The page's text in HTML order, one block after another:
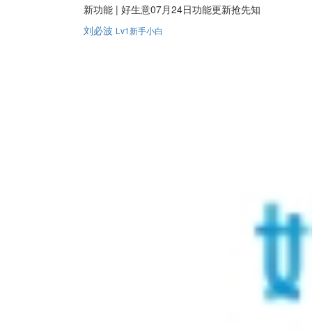
新功能 | 好生意07月24日功能更新抢先知
刘必波 Lv1新手小白